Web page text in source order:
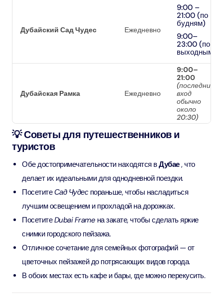
Дубайский Сад Чудес Ежедневно
9:00 –
21:00 (по
будням)
9:00–
23:00 (по
выходным)
Дубайская Рамка Ежедневно
9:00–
21:00
(последний
вход
обычно
около
20:30)
💡 Советы для путешественников и
туристов
Обе достопримечательности находятся вДубае, что
делает их идеальными для однодневной поездки.
ПосетитеСад Чудеспораньше, чтобы насладиться
лучшим освещением и прохладой на дорожках.
ПосетитеDubai Frame на закате, чтобы сделать яркие
снимки городского пейзажа.
Отличное сочетание для семейных фотографий — от
цветочных пейзажей до потрясающих видов города.
В обоих местах есть кафе и бары, где можно перекусить.